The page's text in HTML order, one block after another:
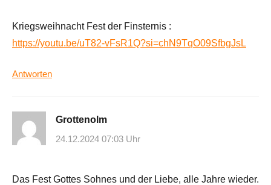
Kriegsweihnacht Fest der Finsternis :
https://youtu.be/uT82-vFsR1Q?si=chN9TqO09SfbgJsL
Antworten
Grottenolm
24.12.2024 07:03 Uhr
Das Fest Gottes Sohnes und der Liebe, alle Jahre wieder.